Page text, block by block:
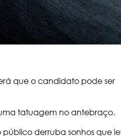
que o candidato pode ser
tatuagem no antebraço.
derruba sonhos que